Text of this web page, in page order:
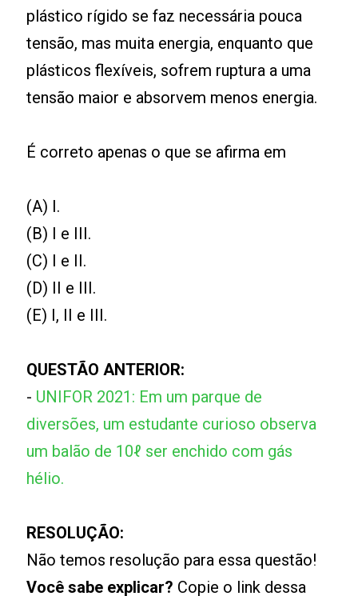
plástico rígido se faz necessária pouca
tensão, mas muita energia, enquanto que
plásticos flexíveis, sofrem ruptura a uma
tensão maior e absorvem menos energia.
É correto apenas o que se afirma em
(A) I.
(B) I e III.
(C) I e II.
(D) II e III.
(E) I, II e III.
QUESTÃO ANTERIOR:
- UNIFOR 2021: Em um parque de
diversões, um estudante curioso observa
um balão de 10ℓ ser enchido com gás
hélio.
RESOLUÇÃO:
Não temos resolução para essa questão!
Você sabe explicar? Copie o link dessa